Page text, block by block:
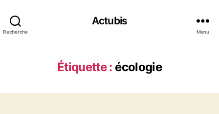
Recherche
Actubis
Menu
Étiquette : écologie